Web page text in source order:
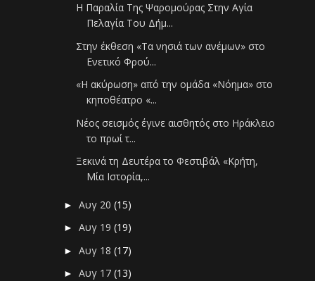
Η Παραλία Της Ψαρομούρας Στην Αγία
Πελαγία Του Δήμ...
Στην έκθεση «Τα νησιά των ανέμων» στο
Ενετικό Φρού...
«Η ακύρωση» από την ομάδα «Νόημα» στο
κηποθέατρο «...
Νέος σεισμός έγινε αισθητός στο Ηράκλειο
το πρωί τ...
Ξεκινά τη Δευτέρα το Φεστιβάλ «Κρήτη,
Μία Ιστορία,...
►Αυγ 20(15)
►Αυγ 19(19)
►Αυγ 18(17)
►Αυγ 17(13)